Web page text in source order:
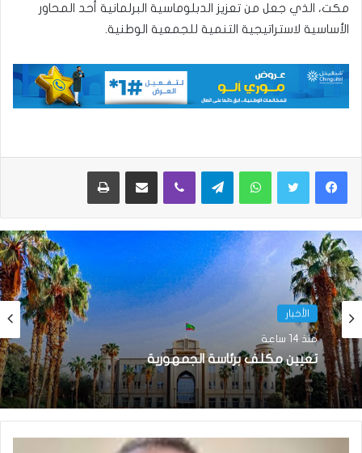
مكت، الذي جعل من تعزيز الدبلوماسية البرلمانية أحد المحاور
الأساسية لاستراتيجية التنمية للجمعية الوطنية.
واتساب تيلقرام ڤايبر مشاركة عبر البريد طباعة
الأخبار
منذ 14 ساعة
تعيين مكلف برئاسة الجمهورية
الأخبار
منذ 18 ساعة